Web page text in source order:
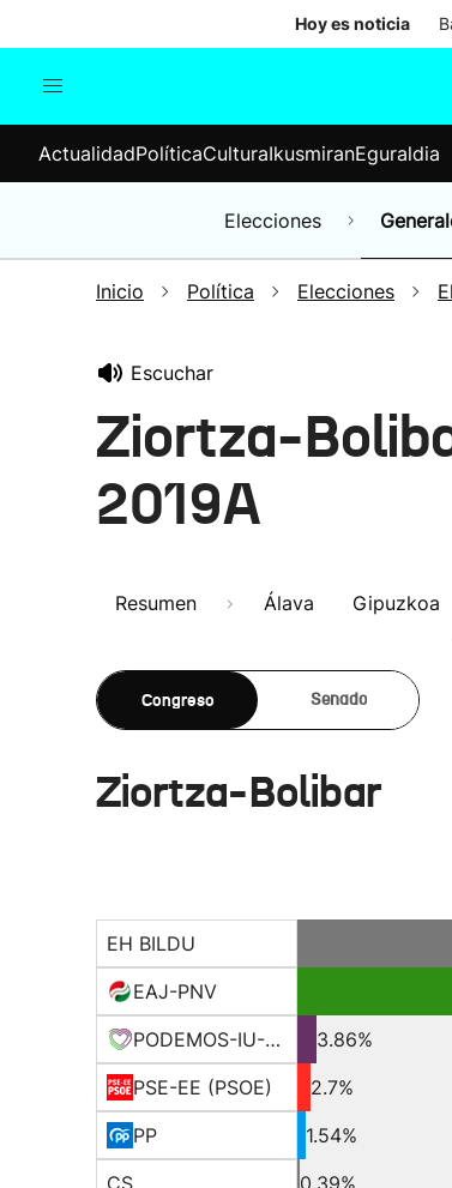
Hoy es noticia
Elecciones
ActualidadPolíticaCulturaIkusmiranEguraldia
Elecciones
Inicio Política Elecciones
Escuchar
Ziortza-
2019A
Resumen Álava Gipuzkoa
Congreso Senado
Ziortza-Bolibar
EH BILDU
EAJ-PNV
PODEMOS-IU-EQUO BERD
3.86%
PSE-EE (PSOE)
2.7%
PP
1.54%
CS
0.39%